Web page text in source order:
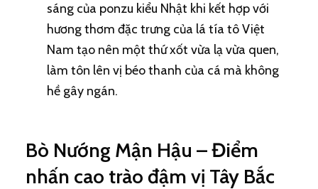
sáng của ponzu kiểu Nhật khi kết hợp với
hương thơm đặc trưng của lá tía tô Việt
Nam tạo nên một thứ xốt vừa lạ vừa quen,
làm tôn lên vị béo thanh của cá mà không
hề gây ngán.
Bò Nướng Mận Hậu – Điểm
nhấn cao trào đậm vị Tây Bắc